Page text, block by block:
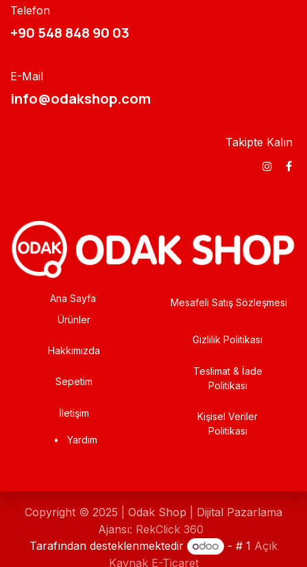
Telefon
+90 548 848 90 03​​
E-Mail
info@odakshop.com​
Takipte Kalın
Ana Sayfa
Ürünler
Hakkımızda
Sepetim
İletişim
• Yardım
Mesafeli Satış Sözleşmesi
Gizlilik Politikası
Teslimat & İade
Politikası
Kişisel Veriler
Politikası
Copyright © 2025 | Odak Shop | Dijital Pazarlama
Ajansı: RekClick 360
Tarafından desteklenmektedir
- # 1 Açık
Kaynak E-Ticaret